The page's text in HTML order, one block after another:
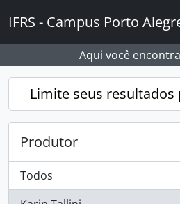
IFRS - Campus Porto
Aqui você
Limite seus resultados
Produtor
Todos